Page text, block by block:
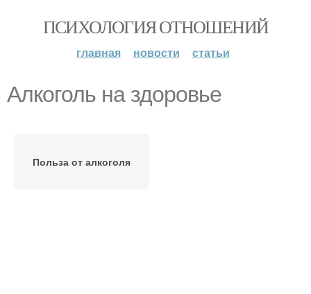
ПСИХОЛОГИЯ ОТНОШЕНИЙ
главная новости статьи
Алкоголь на здоровье
Польза от алкоголя